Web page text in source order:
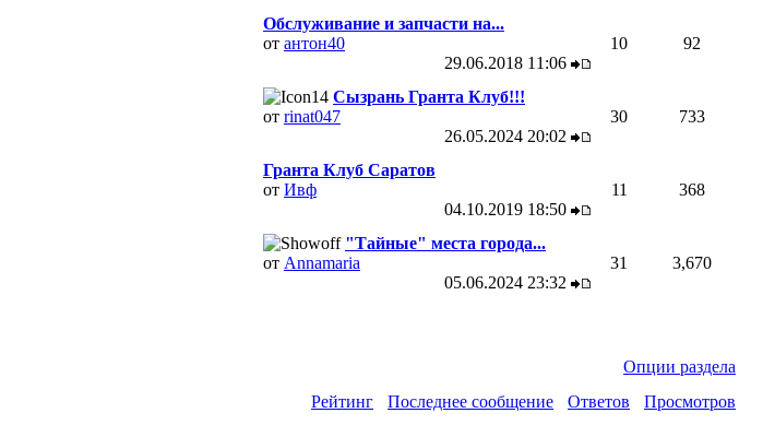
Обслуживание и запчасти на...
от антон40
29.06.2018 11:06
10 92
Сызрань Гранта Клуб!!!
от rinat047
26.05.2024 20:02
30 733
Гранта Клуб Саратов
от Ивф
04.10.2019 18:50
11 368
"Тайные" места города...
от Annamaria
05.06.2024 23:32
31 3,670
Опции раздела
Рейтинг
Последнее сообщение Ответов Просмотров